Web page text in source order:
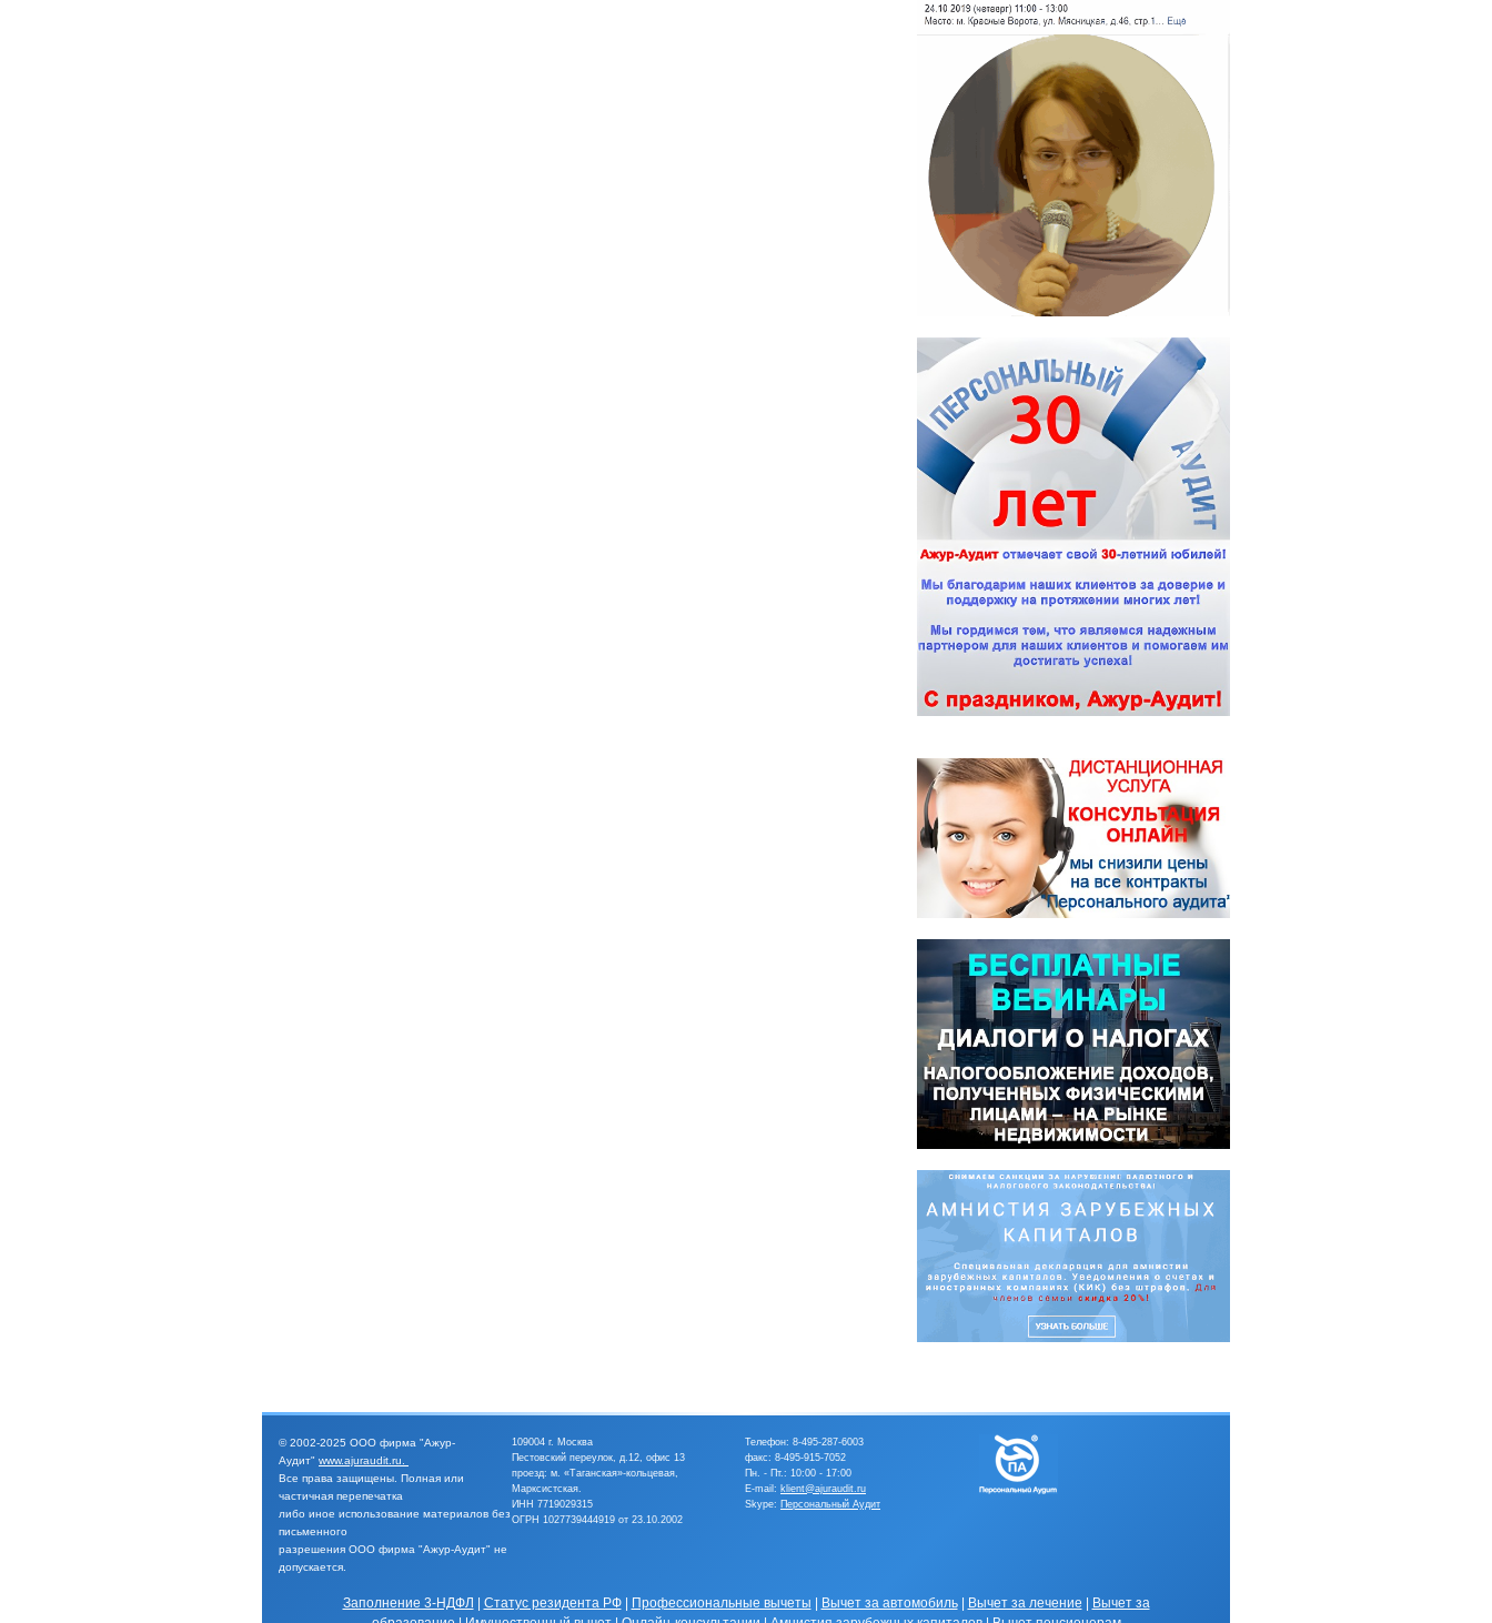
© 2002-2025 ООО фирма "Ажур-
Аудит" www.ajuraudit.ru
Все права защищены. Полная или
частичная перепечатка
либо иное использование материалов без
письменного
разрешения ООО фирма "Ажур-Аудит" не
допускается.
109004 г. Москва
Пестовский переулок, д.12, офис 13
проезд: м. «Таганская»-кольцевая,
Марксистская.
ИНН 7719029315
ОГРН 1027739444919 от 23.10.2002
Телефон: 8-495-287-6003
факс: 8-495-915-7052
Пн. - Пт.: 10:00 - 17:00
E-mail: klient@ajuraudit.ru
Skype: Персональный Аудит
Заполнение 3-НДФЛ | Статус резидента РФ| Профессиональные вычеты | Вычет за автомобиль| Вычет за лечение | Вычет за